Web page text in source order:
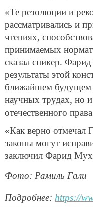
«Те резолюции и
рассматривались и
чтениях,
принимаемых
сказал спикер.
результаты этой
ближайшем будущем
научных трудах, но
отечественного
«Как верно отмечал
законы могут
заключил Фарид
Фото: Рамиль Гали
Подробнее: https://